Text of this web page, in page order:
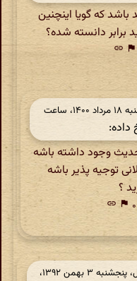
که گویا اینچنین
دانسته شده؟
flag
link
در ‫۵ سال قبل، دوشنبه ۱۸ مرداد ۱۴۰۰، ساعت
داده:
وجود داشته باشه
توجیه پذیر باشه
؟
۰ flag
link
در ‫۱۲ سال و ۶ ماه قبل، پنجشنبه ۳ بهمن ۱۳۹۲،